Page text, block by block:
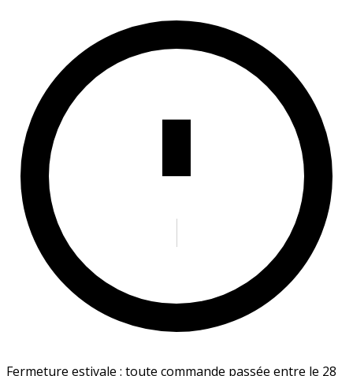
Fermeture estivale : toute commande passée entre le 28